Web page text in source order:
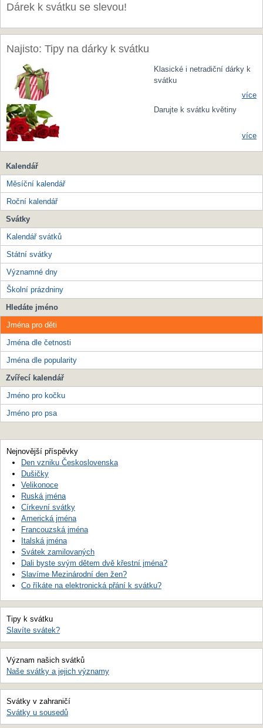
Dárek k svátku se slevou!
Najisto: Tipy na dárky k svátku
Klasické i netradiční dárky k
svátku
více
Darujte k svátku květiny
více
Kalendář
Měsíční kalendář
Roční kalendář
Svátky
Kalendář svátků
Státní svátky
Významné dny
Školní prázdniny
Hledáte jméno
Jména pro děti
Jména dle četnosti
Jména dle popularity
Zvířecí kalendář
Jméno pro kočku
Jméno pro psa
Nejnovější příspěvky
Den vzniku Československa
Dušičky
Velikonoce
Ruská jména
Církevní svátky
Americká jména
Francouzská jména
Italská jména
Svátek zamilovaných
Dali byste svým dětem dvě křestní jména?
Slavíme Mezinárodní den žen?
Co říkáte na elektronická přání k svátku?
Tipy k svátku
Slavíte svátek?
Význam našich svátků
Naše svátky a jejich významy
Svátky v zahraničí
Svátky u sousedů